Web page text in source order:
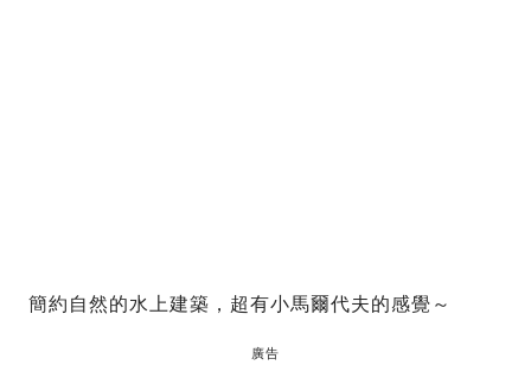
簡約自然的水上建築，超有小馬爾代夫的感覺～
廣告